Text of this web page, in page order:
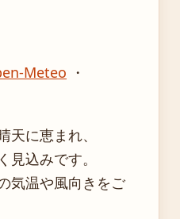
Meteo ・
に恵まれ、
込みです。
気温や風向きをご